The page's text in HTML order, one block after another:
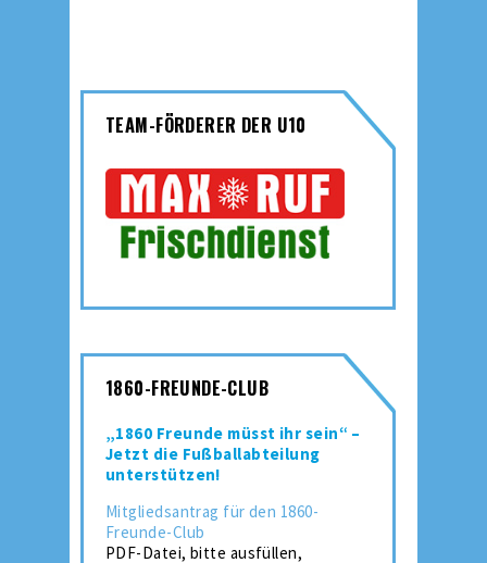
TEAM-FÖRDERER DER U10
1860-FREUNDE-CLUB
„1860 Freunde müsst ihr sein“ –
Jetzt die Fußballabteilung
unterstützen!
Mitgliedsantrag für den 1860-
Freunde-Club
PDF-Datei, bitte ausfüllen,